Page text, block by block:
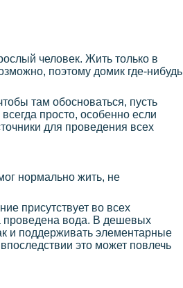
человек. Жить только в
поэтому домик где-нибудь
там обосноваться, пусть
просто, особенно если
для проведения всех
нормально жить, не
присутствует во всех
проведена вода. В дешевых
и поддерживать элементарные
это может повлечь